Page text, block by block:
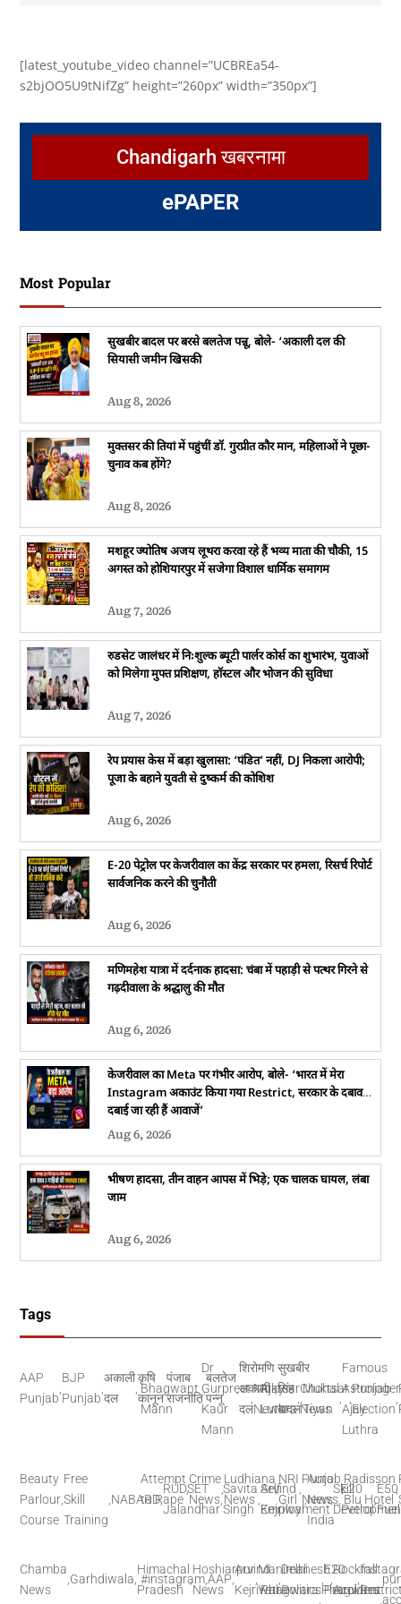
[latest_youtube_video channel=”UCBREa54-
s2bjOO5U9tNifZg” height=”260px” width=”350px”]
Chandigarh खबरनामा
ePAPER
Most Popular
सुखबीर बादल पर बरसे बलतेज पन्नू, बोले- ‘अकाली दल की
सियासी जमीन खिसकी
Aug 8, 2026
मुक्तसर की तियां में पहुंचीं डॉ. गुरप्रीत कौर मान, महिलाओं ने पूछा-
चुनाव कब होंगे?
Aug 8, 2026
मशहूर ज्योतिष अजय लूथरा करवा रहे हैं भव्य माता की चौकी, 15
अगस्त को होशियारपुर में सजेगा विशाल धार्मिक समागम
Aug 7, 2026
रुडसेट जालंधर में निःशुल्क ब्यूटी पार्लर कोर्स का शुभारंभ, युवाओं
को मिलेगा मुफ्त प्रशिक्षण, हॉस्टल और भोजन की सुविधा
Aug 7, 2026
रेप प्रयास केस में बड़ा खुलासा: ‘पंडित’ नहीं, DJ निकला आरोपी;
पूजा के बहाने युवती से दुष्कर्म की कोशिश
Aug 6, 2026
E-20 पेट्रोल पर केजरीवाल का केंद्र सरकार पर हमला, रिसर्च रिपोर्ट
सार्वजनिक करने की चुनौती
Aug 6, 2026
मणिमहेश यात्रा में दर्दनाक हादसा: चंबा में पहाड़ी से पत्थर गिरने से
गढ़दीवाला के श्रद्धालु की मौत
Aug 6, 2026
केजरीवाल का Meta पर गंभीर आरोप, बोले- ‘भारत में मेरा
Instagram अकाउंट किया गया Restrict, सरकार के दबाव में
दबाई जा रही हैं आवाजें’
Aug 6, 2026
भीषण हादसा, तीन वाहन आपस में भिड़े; एक चालक घायल, लंबा
जाम
Aug 6, 2026
Tags
AAP
Punjab
BJP
Punjab
अकाली
दल
कृषि
कानून
,
पंजाब
राजनीति
,
बलतेज
पन्नू
,
शिरोमणि
अकाली
दल
,
सुखबीर
सिंह
बादल
Bhagwant
Mann
,
Dr
Gurpreet
Kaur
Mann
Muktsar
News
Muktsar
Tiyan
Punjab
Election
Ajay
Luthra
Chohal
News
Famous
Astrologer
Ajay
Luthra
Beauty
Parlour
Course
,
Free
Skill
Training
NABARD,
RUDSET
Jalandhar
,
Savita
Singh
Self
Employment
,
Skill
Attempt
to Rape
,
Crime
News
,
Ludhiana
News
,
NRI
Girl
Punjab
News
,
Radisson
Blu Hotel
,
Arvind
Kejriwal
,
Auto
News
India
,
E20
Petrol
,
E50
Fuel
Chamba
News
Garhdiwala
Himachal
Pradesh
,
Hoshiarpur
News
Manimahesh
Yatra
Rockfall
Accident
#instagram,AAP
Arvind
Kejriwal
Delhi
Politics
E20
Petrol
PhagwaraPhagwara
,